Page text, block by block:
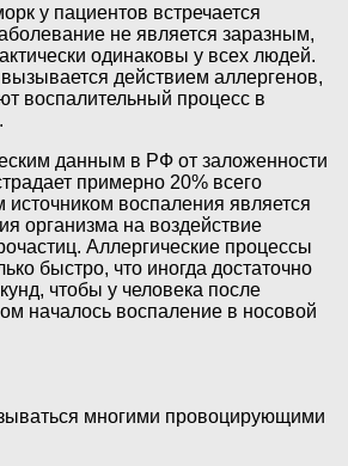
у пациентов встречается
не является заразным,
одинаковы у всех людей.
действием аллергенов,
воспалительный процесс в
данным в РФ от заложенности
примерно 20% всего
воспаления является
организма на воздействие
Аллергические процессы
быстро, что иногда достаточно
чтобы у человека после
началось воспаление в носовой
многими провоцирующими